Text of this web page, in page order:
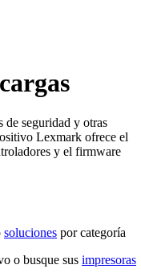
de seguridad y otras
Lexmark ofrece el
y el firmware
soluciones por categoría
o busque sus impresoras